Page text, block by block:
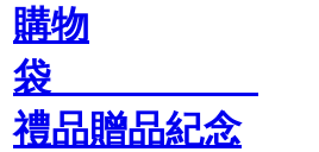
購物
禮品贈品紀念